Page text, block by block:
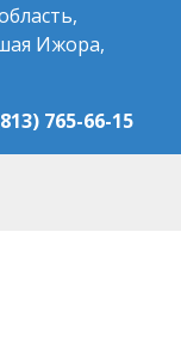
Ижора,
765-66-15